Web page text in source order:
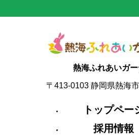
熱海ふれあいガ
〒413-0103 静岡県熱海
トップペー
採用情報